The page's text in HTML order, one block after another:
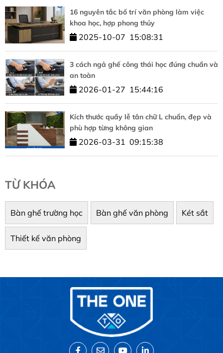
16 nguyên tắc bố trí văn phòng làm việc
khoa học, hợp phong thủy
2025-10-07 15:08:31
3 cách ngả ghế công thái học đúng chuẩn và
an toàn
2026-01-27 15:44:16
Kích thước quầy lễ tân chữ L chuẩn, đẹp và
phù hợp từng không gian
2026-03-31 09:15:38
TỪ KHÓA
Bàn ghế trường học Bàn ghế văn phòng Két sắt
Thiết kế văn phòng